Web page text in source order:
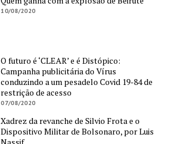
10/08/2020
O futuro é ‘CLEAR’ e é Distópico:
Campanha publicitária do Vírus
conduzindo a um pesadelo Covid 19-84 de
restrição de acesso
07/08/2020
Xadrez da revanche de Silvio Frota e o
Dispositivo Militar de Bolsonaro, por Luis